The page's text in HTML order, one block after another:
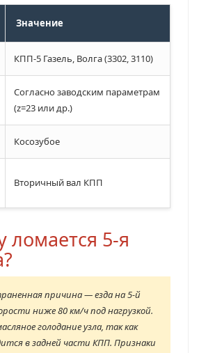
Значение
КПП-5 Газель, Волга (3302, 3110)
Согласно заводским параметрам
(z=23 или др.)
Косозубое
Вторичный вал КПП
ломается 5-я
причина — езда на 5-й
ниже 80 км/ч под нагрузкой.
голодание узла, так как
в задней части КПП. Признаки